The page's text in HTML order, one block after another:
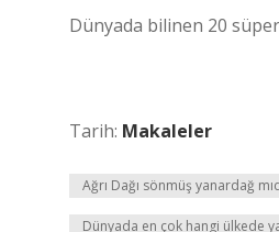
Dünyada bilinen 20
Tarih: Makaleler
Ağrı Dağı sönmüş yanardağ
Dünyada en çok hangi ülkede